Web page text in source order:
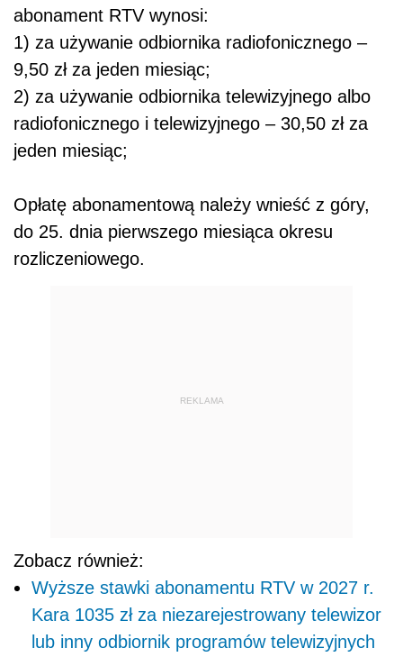
abonament RTV wynosi:
1) za używanie odbiornika radiofonicznego –
9,50 zł za jeden miesiąc;
2) za używanie odbiornika telewizyjnego albo
radiofonicznego i telewizyjnego – 30,50 zł za
jeden miesiąc;
Opłatę abonamentową należy wnieść z góry,
do 25. dnia pierwszego miesiąca okresu
rozliczeniowego.
REKLAMA
Zobacz również:
Wyższe stawki abonamentu RTV w 2027 r.
Kara 1035 zł za niezarejestrowany telewizor
lub inny odbiornik programów telewizyjnych